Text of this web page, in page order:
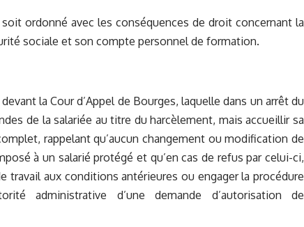
ordonné avec les conséquences de droit concernant la
sociale et son compte personnel de formation.
la Cour d’Appel de Bourges, laquelle dans un arrêt du
de la salariée au titre du harcèlement, mais accueillir sa
rappelant qu’aucun changement ou modification de
à un salarié protégé et qu’en cas de refus par celui-ci,
travail aux conditions antérieures ou engager la procédure
administrative d’une demande d’autorisation de